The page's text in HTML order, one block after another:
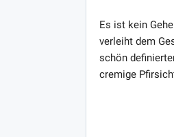
Es ist kein
verleiht dem
schön
cremige